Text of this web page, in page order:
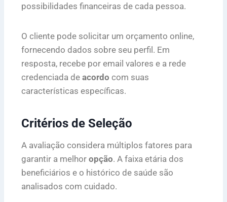
possibilidades financeiras de cada pessoa.
O cliente pode solicitar um orçamento online,
fornecendo dados sobre seu perfil. Em
resposta, recebe por email valores e a rede
credenciada de acordo com suas
características específicas.
Critérios de Seleção
A avaliação considera múltiplos fatores para
garantir a melhor opção. A faixa etária dos
beneficiários e o histórico de saúde são
analisados com cuidado.